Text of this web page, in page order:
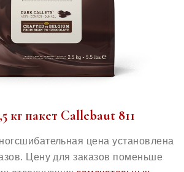
кг пакет Callebaut 811
цена установлена
Цену для заказов поменьше